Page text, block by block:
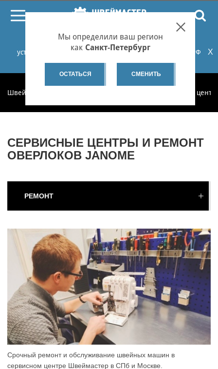
При проблемах с онлайн-оплатой заказов на сайте
установите российские сертификаты НУЦ Минцифры РФ
или используйте Яндекс.Браузер.Подробнее...
X
Мы определили ваш регион
как Санкт-Петербург
ОСТАТЬСЯ СМЕНИТЬ
Швеймастер Сервисные
СЕРВИСНЫЕ ЦЕНТРЫ И РЕМОНТ
ОВЕРЛОКОВ JANOME
РЕМОНТ
Срочный ремонт и обслуживание швейных машин в
сервисном центре Швеймастер в СПб и Москве.